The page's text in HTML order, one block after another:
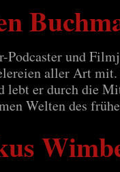
Podcaster und
aller Art mit.
lebt er durch die
Welten des